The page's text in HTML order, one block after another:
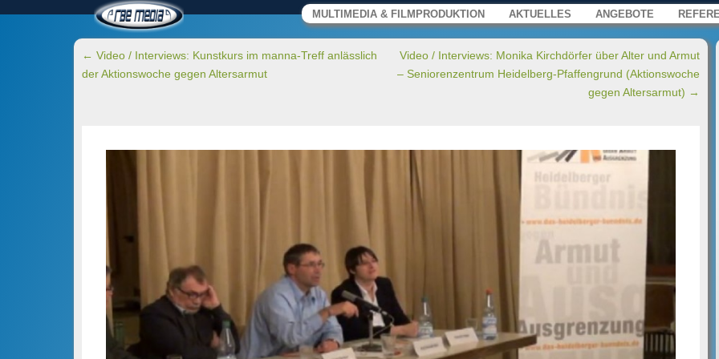
RBE MEDIA – Videos, Film und Multimedia für Web,
Primäres Menü
Zum Inhalt springen
MULTIMEDIA & FILMPRODUKTION AKTUELLES ANGEBOTE
Beitragsnavigation
← Video / Interviews: Kunstkurs im manna-Treff anlässlich
der Aktionswoche gegen Altersarmut
Video / Interviews: Monika Kirchdörfer über Alter und Armut
– Seniorenzentrum Heidelberg-Pfaffengrund (Aktionswoche
gegen Altersarmut) →